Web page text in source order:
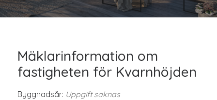
Mäklarinformation om
fastigheten för Kvarnhöjden
Byggnadsår: Uppgift saknas